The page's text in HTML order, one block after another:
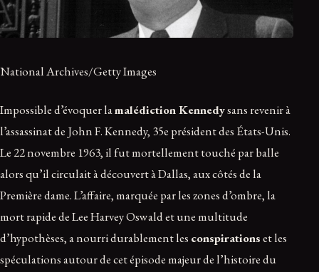
National Archives/Getty Images
Impossible d’évoquer lamalédiction Kennedysans revenir à
l’assassinat de John F. Kennedy, 35e président des États-Unis.
Le 22 novembre 1963, il fut mortellement touché par balle
alors qu’il circulait à découvert à Dallas, aux côtés de la
Première dame. L’affaire, marquée par les zones d’ombre, la
mort rapide de Lee Harvey Oswald et une multitude
d’hypothèses, a nourri durablement les conspirationset les
spéculations autour de cet épisode majeur de l’histoire du